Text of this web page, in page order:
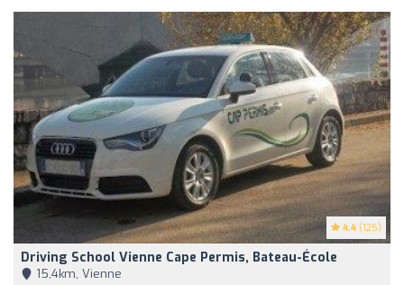
4.4 (125)
Driving School Vienne Cape Permis, Bateau-École
15,4km, Vienne